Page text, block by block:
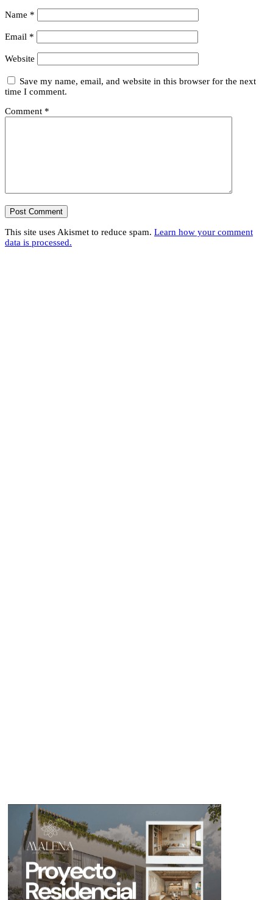
Name *
Email *
Website
Save my name, email, and website in this browser for the next
time I comment.
Comment *
This site uses Akismet to reduce spam. Learn how your comment
data is processed.